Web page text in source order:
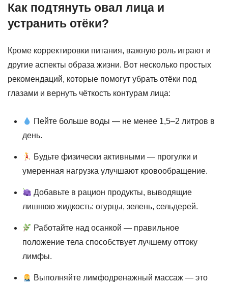
Как подтянуть овал лица и
устранить отёки?
Кроме корректировки питания, важную роль играют и
другие аспекты образа жизни. Вот несколько простых
рекомендаций, которые помогут убрать отёки под
глазами и вернуть чёткость контурам лица:
Пейте больше воды — не менее 1,5–2 литров в
день.
Будьте физически активными — прогулки и
умеренная нагрузка улучшают кровообращение.
Добавьте в рацион продукты, выводящие
лишнюю жидкость: огурцы, зелень, сельдерей.
Работайте над осанкой — правильное
положение тела способствует лучшему оттоку
лимфы.
Выполняйте лимфодренажный массаж — это